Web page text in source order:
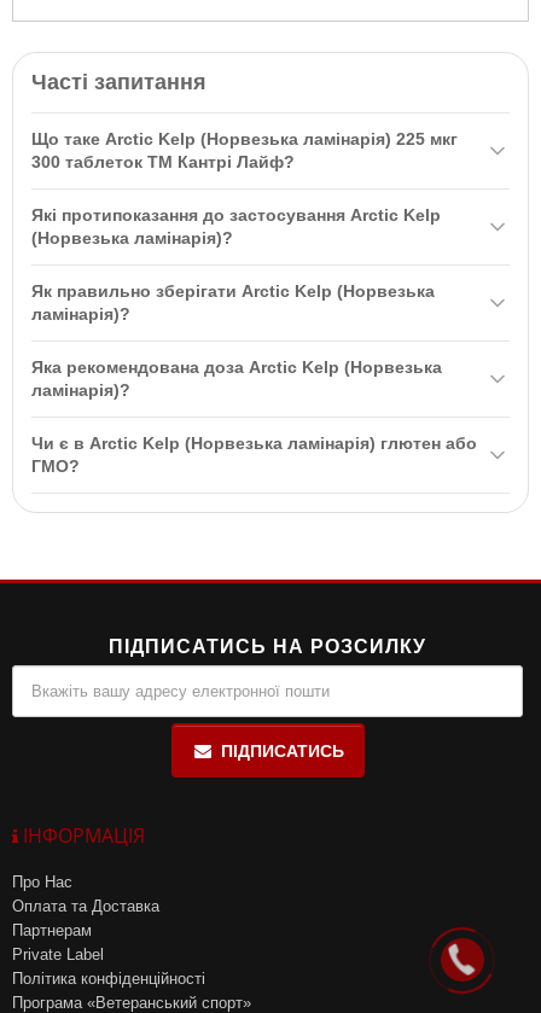
Часті запитання
Що таке Arctic Kelp (Норвезька ламінарія) 225 мкг
300 таблеток ТМ Кантрі Лайф?
Кантрі Лайф — це загальнозміцнювальний засіб на основі
морської капусти, багатий йодом та іншими корисними
організму в цілому.
Які протипоказання до застосування Arctic Kelp
(Норвезька ламінарія)?
до компонентів, вагітність, лактація, остеопороз, гіперфункція
щитоподібної залози та інші захворювання. Перед вживанням
Як правильно зберігати Arctic Kelp (Норвезька
ламінарія)?
сухому, захищеному від світла місці. Тримайте в недоступному
для дітей місці.
Яка рекомендована доза Arctic Kelp (Норвезька
ламінарія)?
Обговоріть добавки та ліки з вашим лікарем.
Чи є в Arctic Kelp (Норвезька ламінарія) глютен або
ГМО?
ПІДПИСАТИСЬ НА РОЗСИЛКУ
ПІДПИСАТИСЬ
ІНФОРМАЦІЯ
Про Нас
Оплата та Доставка
Партнерам
Private Label
Політика конфіденційності
Програма «Ветеранський спорт»